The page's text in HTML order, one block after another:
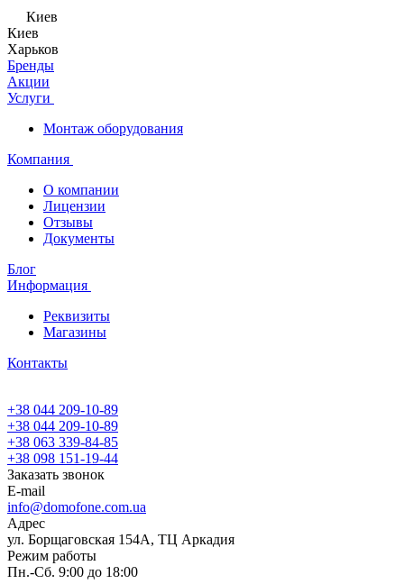
Киев
Киев
Харьков
Бренды
Акции
Услуги
Монтаж оборудования
Компания
О компании
Лицензии
Отзывы
Документы
Блог
Информация
Реквизиты
Магазины
Контакты
+38 044 209-10-89
+38 044 209-10-89
+38 063 339-84-85
+38 098 151-19-44
Заказать звонок
E-mail
info@domofone.com.ua
Адрес
ул. Борщаговская 154А, ТЦ Аркадия
Режим работы
Пн.-Сб. 9:00 до 18:00